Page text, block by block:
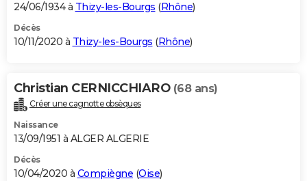
24/06/1934 à Thizy-les-Bourgs (Rhône)
Décès
10/11/2020 à Thizy-les-Bourgs (Rhône)
Christian CERNICCHIARO (68 ans)
Créer une cagnotte obsèques
Naissance
13/09/1951 à ALGER ALGERIE
Décès
10/04/2020 à Compiègne (Oise)